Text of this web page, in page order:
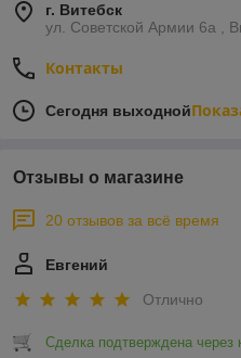
г. Витебск
ул. Советской Армии 6а ,
Контакты
Сегодня выходной
Отзывы о магазине
20 отзывов за всё время
Евгений
Отлично
Сделка подтверждена через